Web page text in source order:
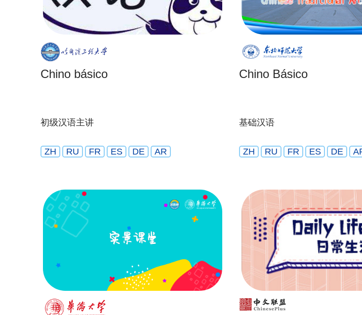
Chino básico
初级汉语主讲
ZH RU FR ES DE AR
Chino Básico
基础汉语
ZH RU FR ES DE